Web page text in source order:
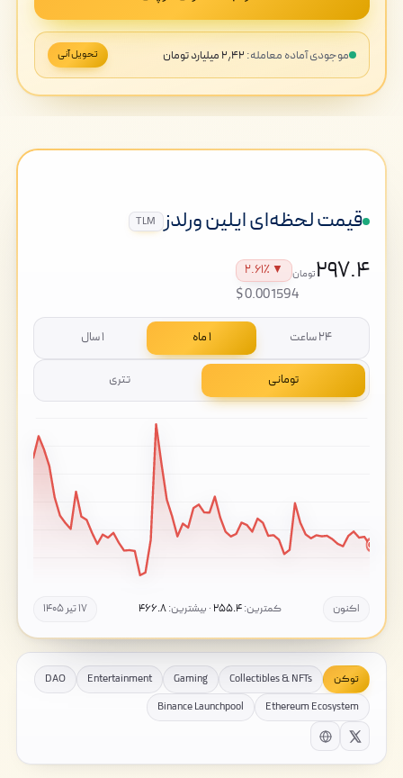
موجودی آماده معامله: ۲٫۴۲ میلیارد تومان تحویل آنی
قیمت لحظه‌ای ایلین ورلدز TLM
۲۹۷.۴تومان ▼ ۲.۶۱٪
$0.001594
۲۴ ساعت ۱ ماه ۱ سال
تومانی تتری
۱۷ تیر ۱۴۰۵ کمترین:۲۵۵.۴· بیشترین:۴۶۶.۸ اکنون
توکن Collectibles & NFTs
Gaming
Entertainment
DAO
Ethereum Ecosystem
Binance Launchpool